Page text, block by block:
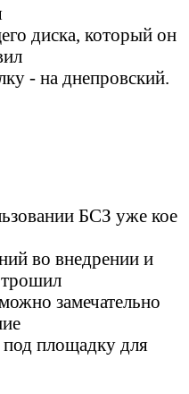
диска, который он
- на днепровский.
БСЗ уже кое
во внедрении и
замечательно
под площадку для